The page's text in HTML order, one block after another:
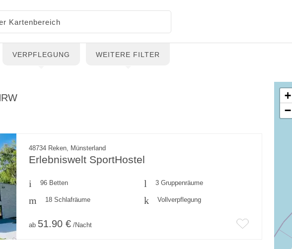
VERPFLEGUNG WEITERE FILTER
48734 Reken, Münsterland
Erlebniswelt SportHostel
96 Betten 3 Gruppenräume
18 Schlafräume Vollverpflegung
ab 51.90 € /Nacht
+
−